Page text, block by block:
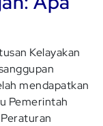
Kelayakan
mendapatkan
Pemerintah